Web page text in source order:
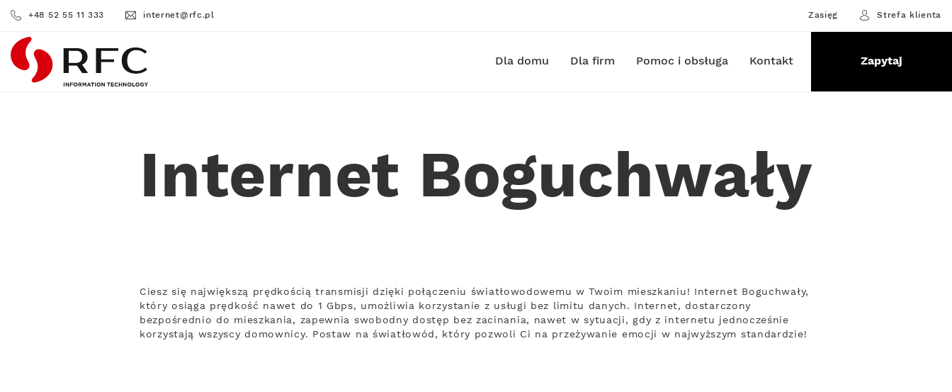
+48 52 55 11 333 internet@rfc.pl Zasięg Strefa klienta
RFC Dla domu Dla firm Pomoc i obsługa Kontakt Zapytaj
Internet Boguchwały
Ciesz się największą prędkością transmisji dzięki połączeniu światłowodowemu w Twoim mieszkaniu! Internet Boguchwały,
który osiąga prędkość nawet do 1 Gbps, umożliwia korzystanie z usługi bez limitu danych. Internet, dostarczony
bezpośrednio do mieszkania, zapewnia swobodny dostęp bez zacinania, nawet w sytuacji, gdy z internetu jednocześnie
korzystają wszyscy domownicy. Postaw na światłowód, który pozwoli Ci na przeżywanie emocji w najwyższym standardzie!